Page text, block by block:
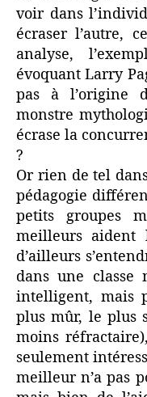
voir dans
écraser l’autre,
analyse,
évoquant Larry
pas à l’origine
monstre
écrase la
?
Or rien de tel
pédagogie
petits groupes
meilleurs
d’ailleurs
dans une classe
intelligent, mais
plus mûr, le plus
moins
seulement
meilleur n’a pas